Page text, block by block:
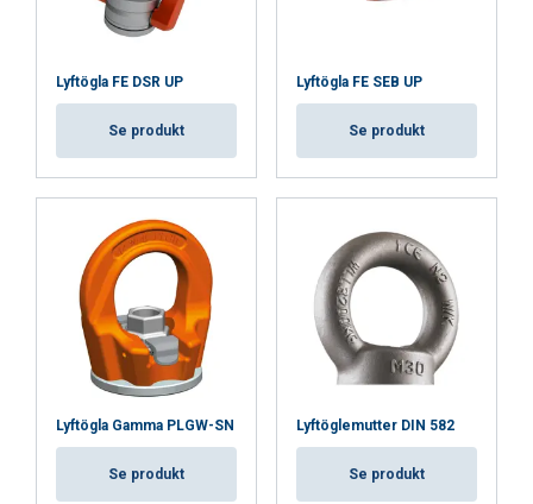
Lyftögla FE DSR UP
Se produkt
Lyftögla FE SEB UP
Se produkt
Lyftögla Gamma PLGW-SN
Se produkt
Lyftöglemutter DIN 582
Se produkt